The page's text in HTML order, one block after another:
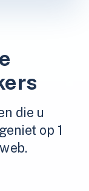
die u
op 1